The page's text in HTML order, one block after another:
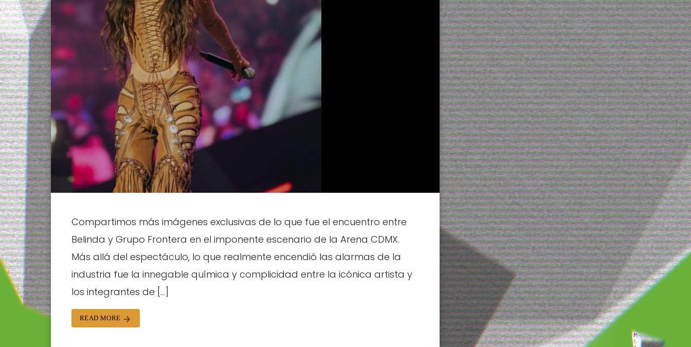
Compartimos más imágenes exclusivas de lo que fue el encuentro entre
Belinda y Grupo Frontera en el imponente escenario de la Arena CDMX.
Más allá del espectáculo, lo que realmente encendió las alarmas de la
industria fue la innegable química y complicidad entre la icónica artista y
los integrantes de […]
READ MORE arrow_forward